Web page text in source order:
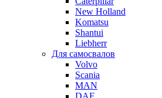
New Holland
Komatsu
Shantui
Liebherr
Для самосвалов
Volvo
Scania
MAN
DAF